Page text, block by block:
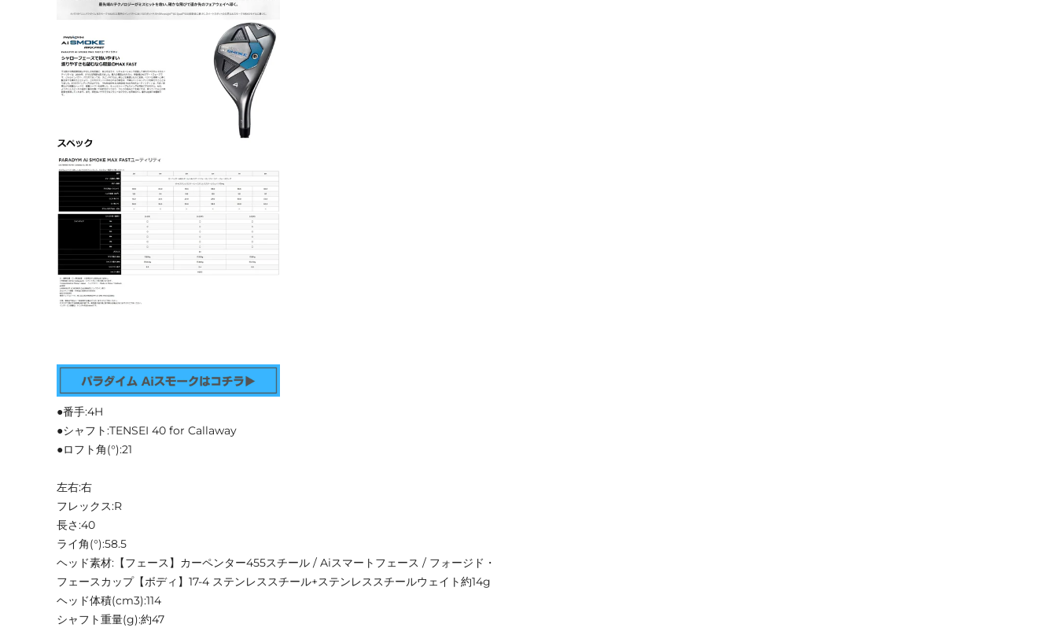
●番手:4H
●シャフト:TENSEI 40 for Callaway
●ロフト角(°):21
左右:右
フレックス:R
長さ:40
ライ角(°):58.5
ヘッド素材:【フェース】カーペンター455スチール / Aiスマートフェース / フォージド・
フェースカップ【ボディ】17-4 ステンレススチール+ステンレススチールウェイト約14g
ヘッド体積(cm3):114
シャフト重量(g):約47